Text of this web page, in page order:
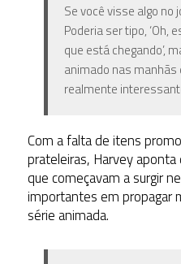
Se você visse algo no
Poderia ser tipo, ‘Oh,
que está chegando’,
animado nas manhãs
realmente
Com a falta de itens
prateleiras, Harvey
que começavam a surgir
importantes em propagar
série animada.